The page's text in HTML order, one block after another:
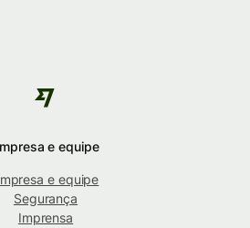
e equipe
e equipe
Segurança
Imprensa